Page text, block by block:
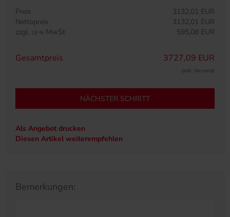
Preis
3132,01 EUR
Nettopreis
3132,01 EUR
zzgl. 19 % MwSt 595,08 EUR
Gesamtpreis 3727,09 EUR
(inkl. Versand)
NÄCHSTER SCHRITT
Als Angebot drucken
Diesen Artikel weiterempfehlen
Bemerkungen: